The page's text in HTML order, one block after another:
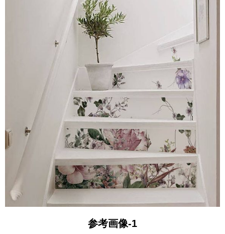
参考画像-1